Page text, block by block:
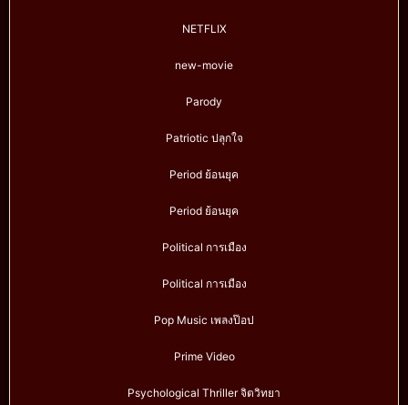
NETFLIX
new-movie
Parody
Patriotic ปลุกใจ
Period ย้อนยุค
Period ย้อนยุค
Political การเมือง
Political การเมือง
Pop Music เพลงป๊อป
Prime Video
Psychological Thriller จิตวิทยา